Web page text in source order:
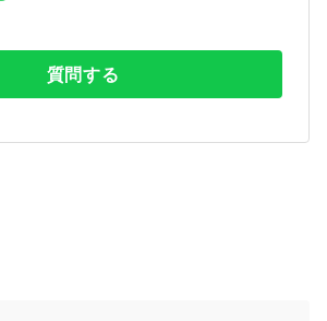
質問する